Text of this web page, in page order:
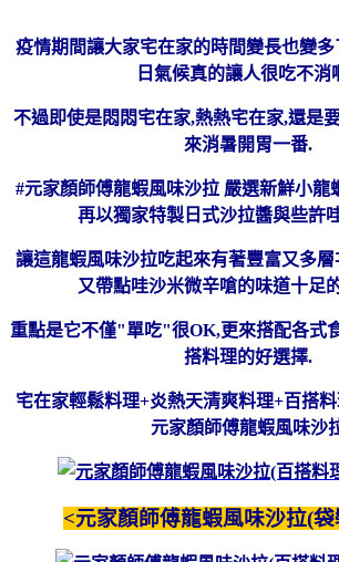
疫情期間讓大家宅在家的時間變長也變
日氣候真的讓人很吃不消
不過即使是悶悶宅在家,熱熱宅在家,還是
來消暑開胃一番.
#元家顏師傅龍蝦風味沙拉 嚴選新鮮小龍
再以獨家特製日式沙拉醬與些許
讓這龍蝦風味沙拉吃起來有著豐富又多
又帶點哇沙米微辛嗆的味道十足
重點是它不僅"單吃"很OK,更來搭配各式
搭料理的好選擇.
宅在家輕鬆料理+炎熱天清爽料理+百搭
元家顏師傅龍蝦風味沙
<元家顏師傅龍蝦風味沙拉(